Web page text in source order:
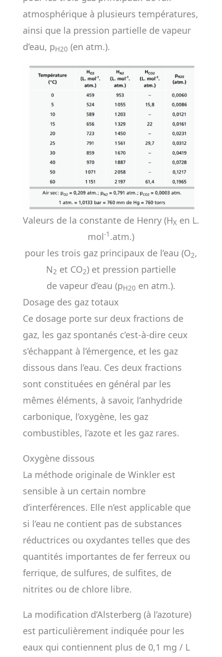
atmosphérique à plusieurs températures,
ainsi que la pression partielle de vapeur
d’eau, pH20 (en atm.).
Valeurs de la constante de Henry (HX en L.
mol-1 .atm.)
pour les trois gaz principaux de l’eau (O2,
N2 et CO2) et pression partielle
de vapeur d’eau (pH20 en atm.).
Dosage des gaz totaux
Ce dosage porte sur deux fractions de
gaz, les gaz spontanés c’est-à-dire ceux
s’échappant à l’émergence, et les gaz
dissous dans l’eau. Ces deux fractions
sont constituées en général par les
mêmes éléments, à savoir, l’anhydride
carbonique, l’oxygène, les gaz
combustibles, l’azote et les gaz rares.
Oxygène dissous
La méthode originale de Winkler est
sensible à un certain nombre
d’interférences. Elle n’est applicable que
si l’eau ne contient pas de substances
réductrices ou oxydantes telles que des
quantités importantes de fer ferreux ou
ferrique, de sulfures, de sulfites, de
nitrites ou de chlore libre.
La modification d’Alsterberg (à l’azoture)
est particulièrement indiquée pour les
eaux qui contiennent plus de 0,1 mg / L